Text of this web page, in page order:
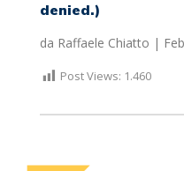
denied.)
da Raffaele Chiatto |
Post Views: 1.460